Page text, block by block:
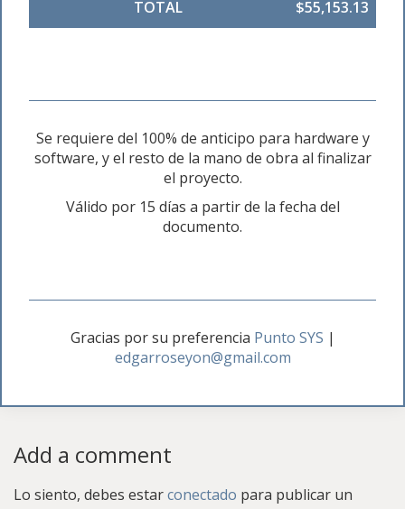
TOTAL
$55,153.13
Se requiere del 100% de anticipo para hardware y
software, y el resto de la mano de obra al finalizar
el proyecto.
Válido por 15 días a partir de la fecha del
documento.
Gracias por su preferencia Punto SYS |
edgarroseyon@gmail.com
Add a comment
Lo siento, debes estarconectado para publicar un